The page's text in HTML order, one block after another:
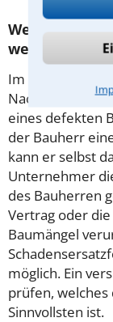
Welche
wenn
Im Rahmen der
Nachbesserung
eines defekten
der Bauherr
kann er selbst
Unternehmer
des Bauherren
Vertrag oder
Baumängel
möglich. Ein
prüfen,
Sinnvollsten ist.